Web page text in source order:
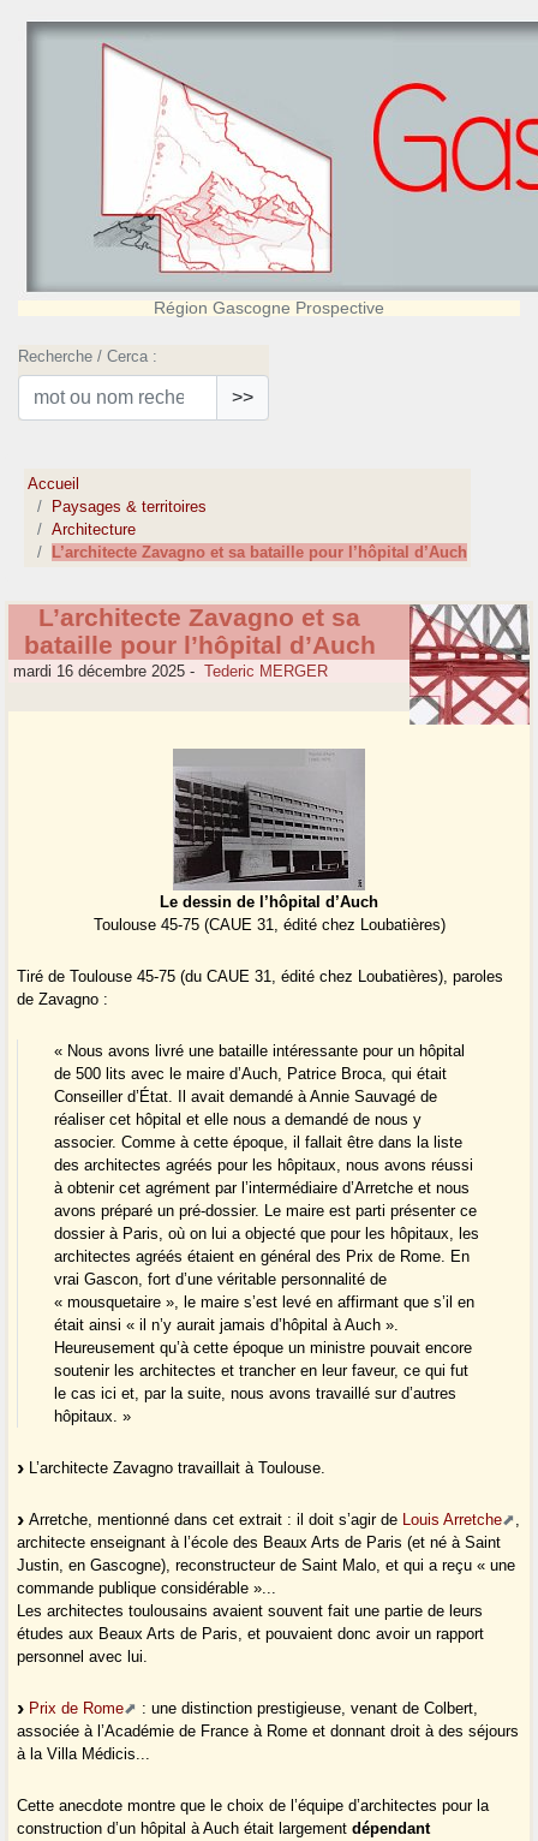
Région Gascogne Prospective
Recherche / Cerca :
>>
Accueil
Paysages & territoires
Architecture
L’architecte Zavagno et sa bataille pour l’hôpital d’Auch
L’architecte Zavagno et sa
bataille pour l’hôpital d’Auch
mardi 16 décembre 2025 - Tederic MERGER
Le dessin de l’hôpital d’Auch
Toulouse 45-75 (CAUE 31, édité chez Loubatières)
Tiré de Toulouse 45-75 (du CAUE 31, édité chez Loubatières), paroles
de Zavagno :
« Nous avons livré une bataille intéressante pour un hôpital
de 500 lits avec le maire d’Auch, Patrice Broca, qui était
Conseiller d’État. Il avait demandé à Annie Sauvagé de
réaliser cet hôpital et elle nous a demandé de nous y
associer. Comme à cette époque, il fallait être dans la liste
des architectes agréés pour les hôpitaux, nous avons réussi
à obtenir cet agrément par l’intermédiaire d’Arretche et nous
avons préparé un pré-dossier. Le maire est parti présenter ce
dossier à Paris, où on lui a objecté que pour les hôpitaux, les
architectes agréés étaient en général des Prix de Rome. En
vrai Gascon, fort d’une véritable personnalité de
« mousquetaire », le maire s’est levé en affirmant que s’il en
était ainsi « il n’y aurait jamais d’hôpital à Auch ».
Heureusement qu’à cette époque un ministre pouvait encore
soutenir les architectes et trancher en leur faveur, ce qui fut
le cas ici et, par la suite, nous avons travaillé sur d’autres
hôpitaux. »
L’architecte Zavagno travaillait à Toulouse.
Arretche, mentionné dans cet extrait : il doit s’agir de Louis Arretche
,
architecte enseignant à l’école des Beaux Arts de Paris (et né à Saint
Justin, en Gascogne), reconstructeur de Saint Malo, et qui a reçu « une
commande publique considérable »...
Les architectes toulousains avaient souvent fait une partie de leurs
études aux Beaux Arts de Paris, et pouvaient donc avoir un rapport
personnel avec lui.
Prix de Rome
: une distinction prestigieuse, venant de Colbert,
associée à l’Académie de France à Rome et donnant droit à des séjours
à la Villa Médicis...
Cette anecdote montre que le choix de l’équipe d’architectes pour la
construction d’un hôpital à Auch était largementdépendant